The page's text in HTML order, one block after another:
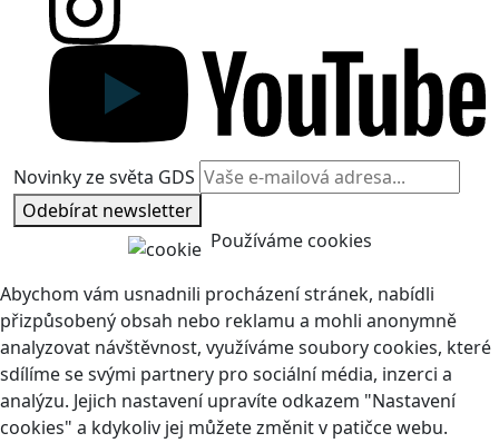
Novinky ze světa GDS
Odebírat newsletter
Používáme cookies
Abychom vám usnadnili procházení stránek, nabídli
přizpůsobený obsah nebo reklamu a mohli anonymně
analyzovat návštěvnost, využíváme soubory cookies, které
sdílíme se svými partnery pro sociální média, inzerci a
analýzu. Jejich nastavení upravíte odkazem "Nastavení
cookies" a kdykoliv jej můžete změnit v patičce webu.